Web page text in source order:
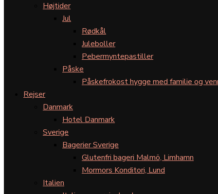
Højtider
Jul
Rødkål
Juleboller
Pebermyntepastiller
Påske
Påskefrokost hygge med familie og
Rejser
Danmark
Hotel Danmark
Sverige
Bagerier Sverige
Glutenfri bageri Malmö, Limhamn
Mormors Konditori, Lund
Italien